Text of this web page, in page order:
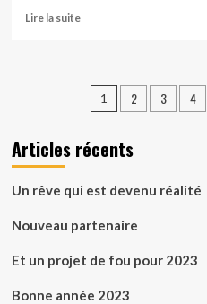
Lire la suiteEn
Projet
Pagination
publications
1 2 3 4
Articles récents
Un rêve qui est devenu réalité
Nouveau partenaire
Et un projet de fou pour 2023
Bonne année 2023